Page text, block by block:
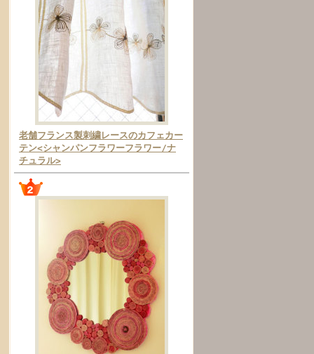
老舗フランス製刺繍レースのカフェカー
テン<シャンパンフラワーフラワー/ナ
チュラル>